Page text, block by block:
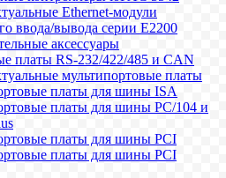
Ethernet-модули
ввода/вывода серии E2200
аксессуары
платы RS-232/422/485 и CAN
мультипортовые платы
платы для шины ISA
платы для шины PC/104 и
платы для шины PCI
платы для шины PCI